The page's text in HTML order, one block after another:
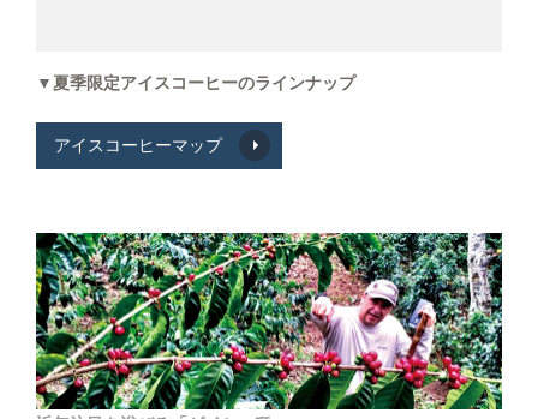
▼夏季限定アイスコーヒーのラインナップ
アイスコーヒーマップ